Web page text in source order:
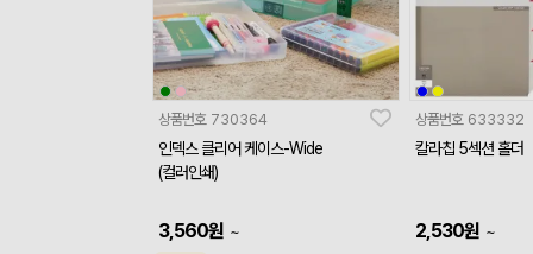
상품번호 730364
인덱스 클리어 케이스-Wide
(컬러인쇄)
3,560원 ~
상품번호 633332
칼라칩 5섹션 홀더
2,530원 ~